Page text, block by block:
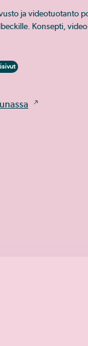
ja videotuotanto
Konsepti,